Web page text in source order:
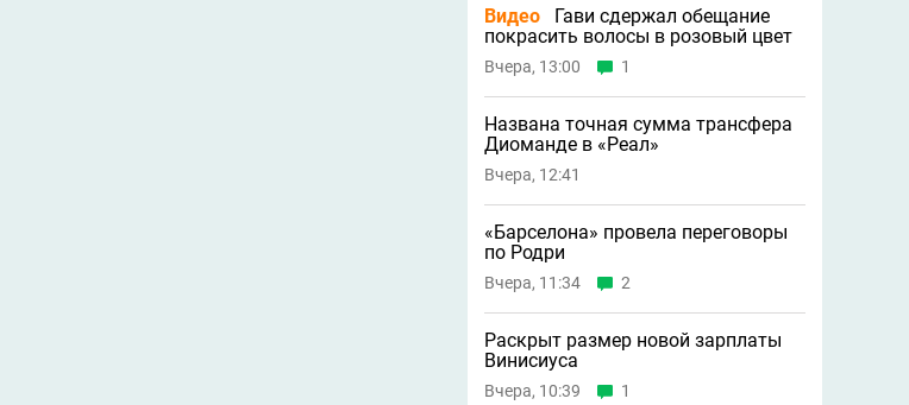
Видео
Гави сдержал обещание
покрасить волосы в розовый цвет
Вчера, 13:00 1
Названа точная сумма трансфера
Диоманде в «Реал»
Вчера, 12:41
«Барселона» провела переговоры
по Родри
Вчера, 11:34 2
Раскрыт размер новой зарплаты
Винисиуса
Вчера, 10:39 1